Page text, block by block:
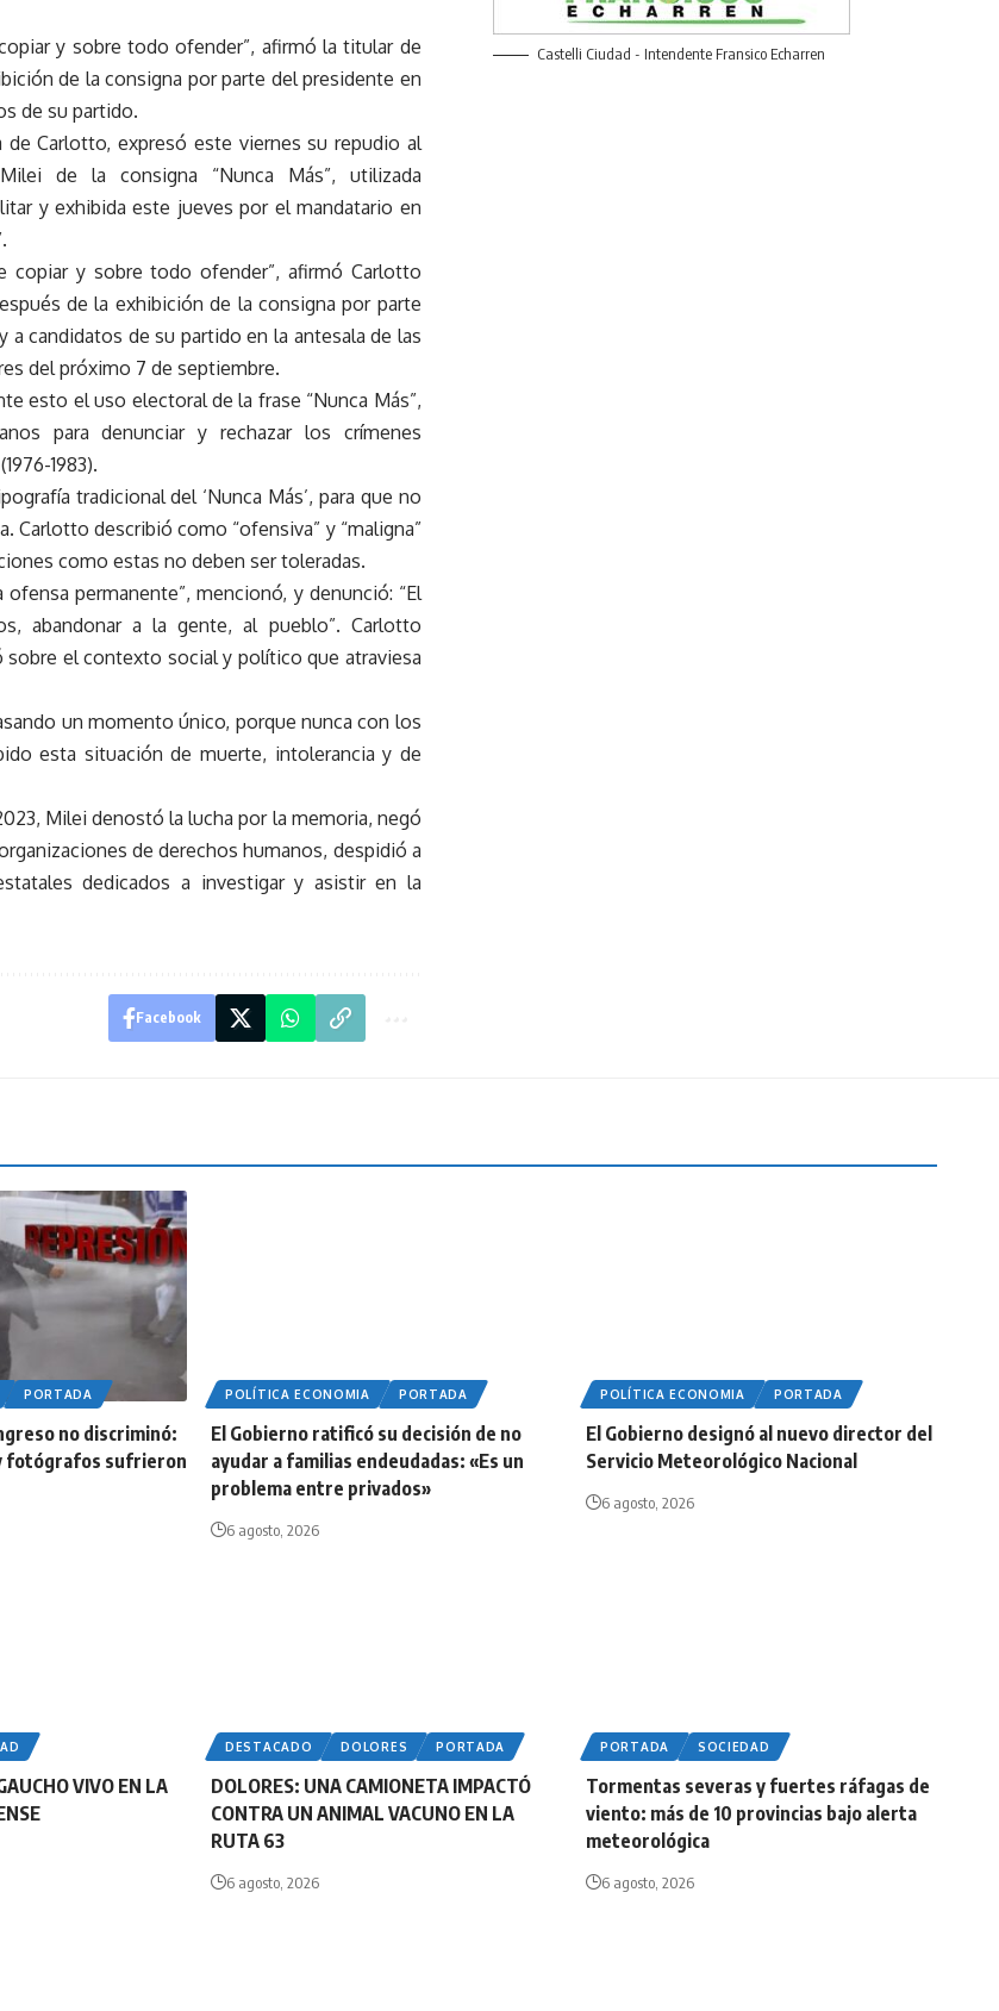
y sobre todo ofender”, afirmó la titular de
de la consigna por parte del presidente en
de su partido.
de Carlotto, expresó este viernes su repudio al
de la consigna “Nunca Más”, utilizada
y exhibida este jueves por el mandatario en
copiar y sobre todo ofender”, afirmó Carlotto
de la exhibición de la consigna por parte
candidatos de su partido en la antesala de las
del próximo 7 de septiembre.
esto el uso electoral de la frase “Nunca Más”,
para denunciar y rechazar los crímenes
1983).
tradicional del ‘Nunca Más’, para que no
Carlotto describió como “ofensiva” y “maligna”
como estas no deben ser toleradas.
permanente”, mencionó, y denunció: “El
abandonar a la gente, al pueblo”. Carlotto
el contexto social y político que atraviesa
un momento único, porque nunca con los
esta situación de muerte, intolerancia y de
Milei denostó la lucha por la memoria, negó
de derechos humanos, despidió a
dedicados a investigar y asistir en la
Facebook
Castelli Ciudad - Intendente Fransico Echarren
PORTADA
no discriminó:
fotógrafos sufrieron
POLÍTICA ECONOMIA PORTADA
El Gobierno ratificó su decisión de no
ayudar a familias endeudadas: «Es un
problema entre privados»
6 agosto, 2026
POLÍTICA ECONOMIA PORTADA
El Gobierno designó al nuevo director del
Servicio Meteorológico Nacional
6 agosto, 2026
VIVO EN LA
DESTACADO DOLORES PORTADA
DOLORES: UNA CAMIONETA IMPACTÓ
CONTRA UN ANIMAL VACUNO EN LA
RUTA 63
6 agosto, 2026
PORTADA SOCIEDAD
Tormentas severas y fuertes ráfagas de
viento: más de 10 provincias bajo alerta
meteorológica
6 agosto, 2026